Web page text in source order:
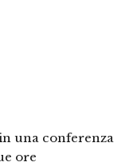
una conferenza
ore